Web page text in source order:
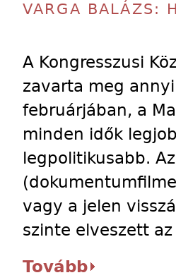
VARGA BALÁZS:
A Kongresszusi
zavarta meg
februárjában, a
minden idők
legpolitikusabb.
vagy a jelen
szinte elveszett
Tovább